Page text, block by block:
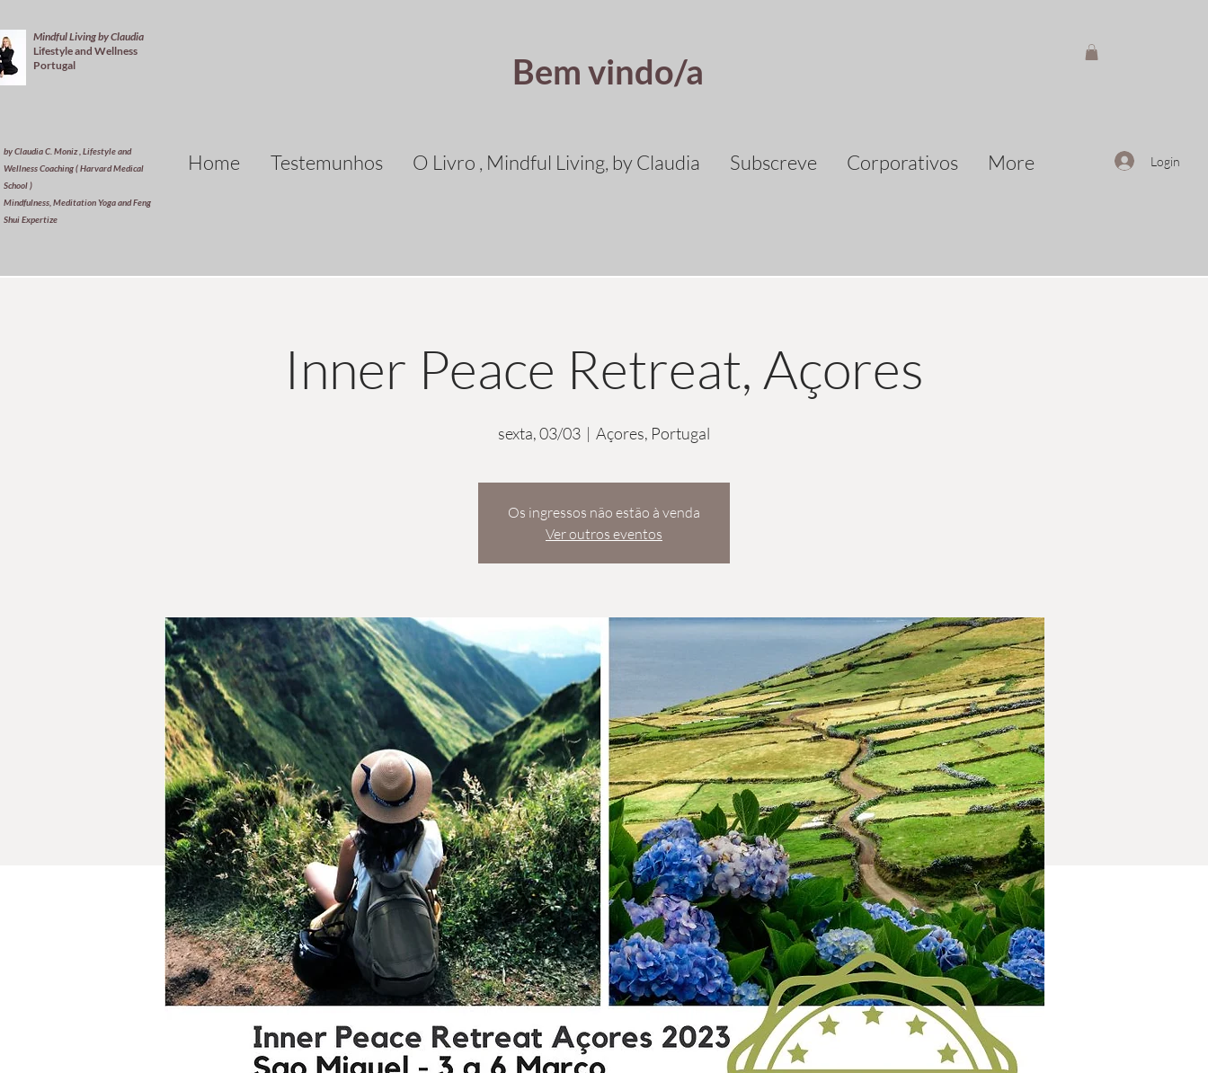
Mindful Living by Claudia
Lifestyle and Wellness
Portugal
by Claudia C. Moniz , Lifestyle and
Wellness Coaching ( Harvard Medical
School )
Mindfulness, Meditation Yoga and Feng
Shui Expertize
Bem vindo/a
Home Testemunhos O Livro , Mindful Living, by Claudia Subscreve Corporativos More Login
Inner Peace Retreat, Açores
sexta, 03/03
  |
Açores, Portugal
Os ingressos não estão à venda
Ver outros eventos